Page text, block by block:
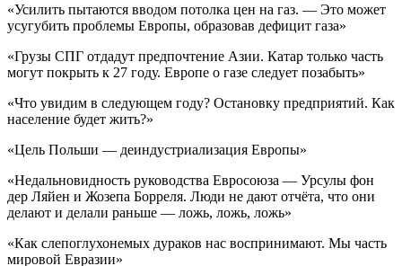
«Усилить пытаются вводом потолка цен на газ. — Это может
усугубить проблемы Европы, образовав дефицит газа»
«Грузы СПГ отдадут предпочтение Азии. Катар только часть
могут покрыть к 27 году. Европе о газе следует позабыть»
«Что увидим в следующем году? Остановку предприятий. Как
население будет жить?»
«Цель Польши — деиндустриализация Европы»
«Недальновидность руководства Евросоюза — Урсулы фон
дер Ляйен и Жозепа Борреля. Люди не дают отчёта, что они
делают и делали раньше — ложь, ложь, ложь»
«Как слепоглухонемых дураков нас воспринимают. Мы часть
мировой Евразии»